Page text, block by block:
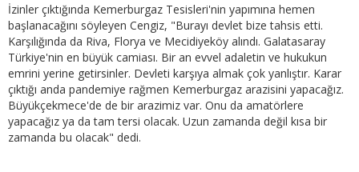
İzinler çıktığında Kemerburgaz Tesisleri'nin yapımına hemen
başlanacağını söyleyen Cengiz, "Burayı devlet bize tahsis etti.
Karşılığında da Riva, Florya ve Mecidiyeköy alındı. Galatasaray
Türkiye'nin en büyük camiası. Bir an evvel adaletin ve hukukun
emrini yerine getirsinler. Devleti karşıya almak çok yanlıştır. Karar
çıktığı anda pandemiye rağmen Kemerburgaz arazisini yapacağız.
Büyükçekmece'de de bir arazimiz var. Onu da amatörlere
yapacağız ya da tam tersi olacak. Uzun zamanda değil kısa bir
zamanda bu olacak" dedi.